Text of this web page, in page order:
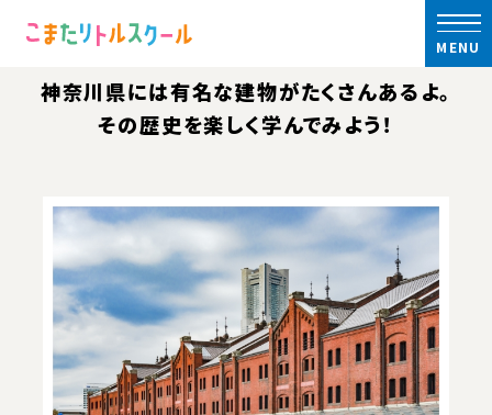
MENU
かながわ建物図鑑
神奈川県には有名な建物がたくさんあるよ。
その歴史を楽しく学んでみよう！